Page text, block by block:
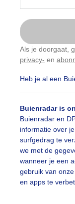
Als je doorgaat,
privacy- en
Heb je al een
Buienradar is
Buienradar en
informatie over
surfgedrag te
we met de
wanneer je een
gebruik van
en apps te
is fris hoor langs
Gebruik je
Klik